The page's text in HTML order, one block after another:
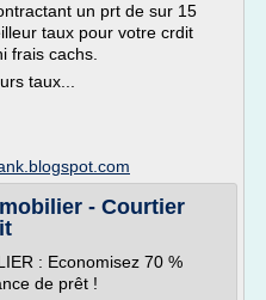
un prt de sur 15
taux pour votre crdit
frais cachs.
taux...
- Courtier
: Economisez 70 %
de prêt !